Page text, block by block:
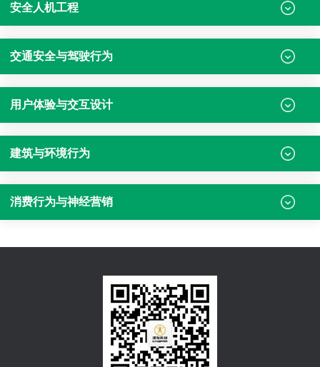
安全人机工程
交通安全与驾驶行为
用户体验与交互设计
建筑与环境行为
消费行为与神经营销